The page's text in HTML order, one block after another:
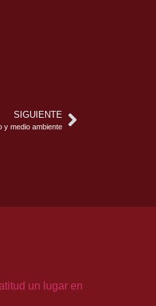
SIGUIENTE
y medio ambiente